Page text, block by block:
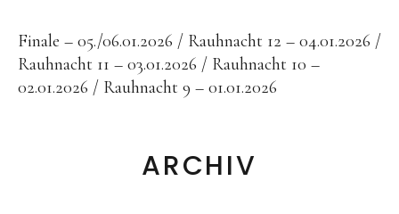
Finale – 05./06.01.2026
Rauhnacht 12 – 04.01.2026
Rauhnacht 11 – 03.01.2026
Rauhnacht 10 –
02.01.2026
Rauhnacht 9 – 01.01.2026
ARCHIV